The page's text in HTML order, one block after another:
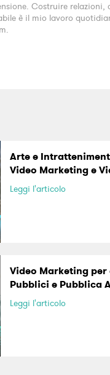
Costruire relazioni,
è il mio lavoro
Arte e
Video Marketing e
Leggi l'articolo
Video Marketing
Pubblici e Pubblica
Leggi l'articolo